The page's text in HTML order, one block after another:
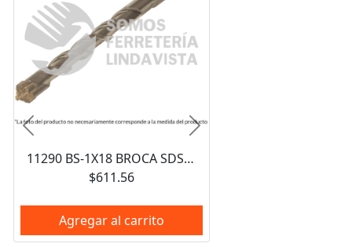
11290 BS-1X18 BROCA SDS PLUS 1 X 18" TRUPER
$611.56
Agregar al carrito
Anterior Siguiente